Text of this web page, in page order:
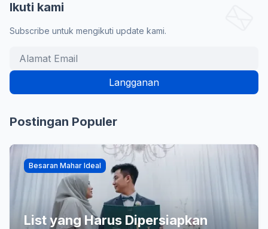
Ikuti kami
Subscribe untuk mengikuti update kami.
Postingan Populer
Besaran Mahar Ideal
List yang Harus Dipersiapkan